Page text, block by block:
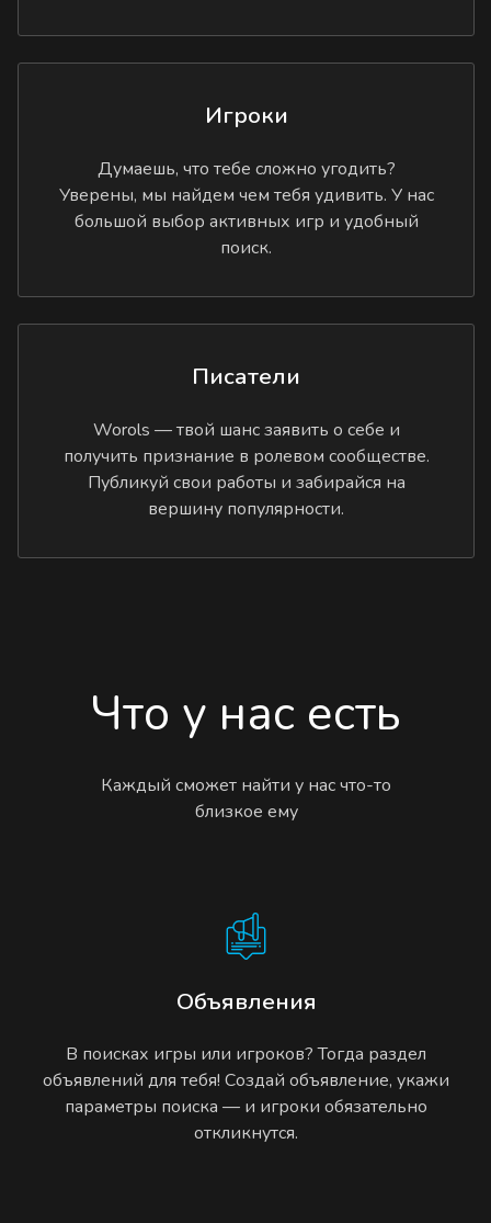
Игроки
Думаешь, что тебе сложно угодить?
Уверены, мы найдем чем тебя удивить. У нас
большой выбор активных игр и удобный
поиск.
Писатели
Worols — твой шанс заявить о себе и
получить признание в ролевом сообществе.
Публикуй свои работы и забирайся на
вершину популярности.
Что у нас есть
Каждый сможет найти у нас что-то
близкое ему
Объявления
В поисках игры или игроков? Тогда раздел
объявлений для тебя! Создай объявление, укажи
параметры поиска — и игроки обязательно
откликнутся.